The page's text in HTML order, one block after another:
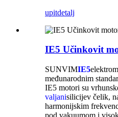
upitdetalj
IE5 Učinkovit
SUNVIMIE5
međunarodnim
IE5 motori su
valjanisilicijev čelik,
harmonijskim
pod vakuumom i